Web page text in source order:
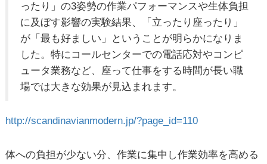
ったり」の3姿勢の作業パフォーマンスや生体負担
に及ぼす影響の実験結果、「立ったり座ったり」
が「最も好ましい」ということが明らかになりま
した。特にコールセンターでの電話応対やコンピ
ュータ業務など、座って仕事をする時間が長い職
場では大きな効果が見込まれます。
http://scandinavianmodern.jp/?page_id=110
体への負担が少ない分、作業に集中し作業効率を高める